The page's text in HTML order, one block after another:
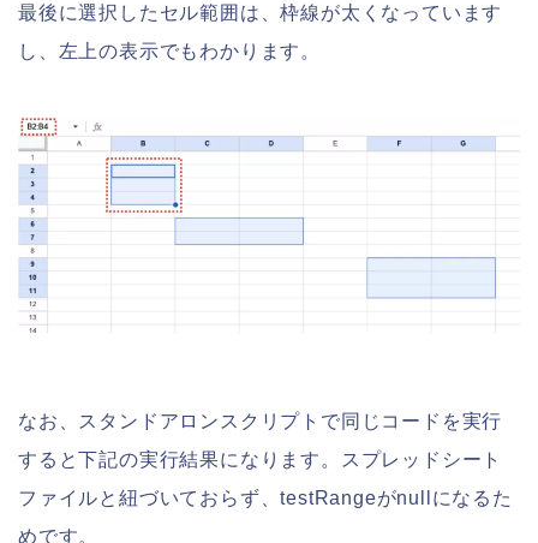
最後に選択したセル範囲は、枠線が太くなっています
し、左上の表示でもわかります。
なお、スタンドアロンスクリプトで同じコードを実行
すると下記の実行結果になります。スプレッドシート
ファイルと紐づいておらず、testRangeがnullになるた
めです。